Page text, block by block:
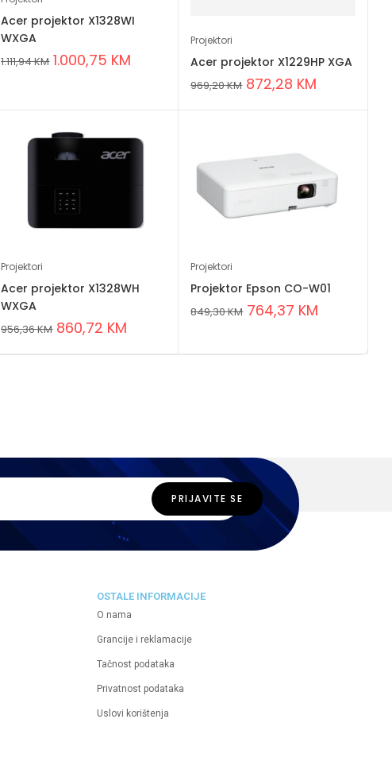
Acer projektor X1328WI
WXGA
1.111,94KM 1.000,75 KM
Projektori
Acer projektor X1229HP XGA
969,20KM 872,28 KM
Projektori
Acer projektor X1328WH
WXGA
956,36KM 860,72 KM
Projektori
Projektor Epson CO-W01
849,30KM 764,37 KM
OSTALE INFORMACIJE
O nama
Grancije i reklamacije
Tačnost podataka
Privatnost podataka
Uslovi korištenja